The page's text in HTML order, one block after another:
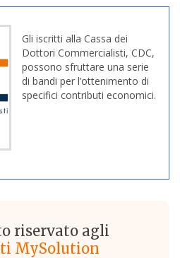
Gli iscritti alla Cassa dei
Dottori Commercialisti, CDC,
possono sfruttare una serie
di bandi per l’ottenimento di
specifici contributi economici.
riservato agli
MySolution